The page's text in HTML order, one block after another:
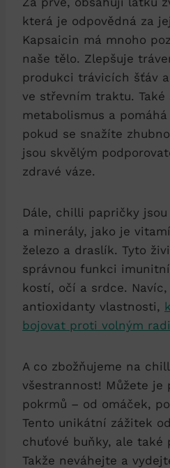
která je odpovědná za
Kapsaicin má mnoho
naše tělo. Zlepšuje
produkci trávicích šťáv
ve střevním traktu. Také
metabolismus a
pokud se snažíte
jsou skvělým
zdravé váze.
Dále, chilli papričky
a minerály, jako je
železo a draslík. Tyto
správnou funkci
kostí, očí a srdce.
antioxidanty vlastnosti,
bojovat proti volným
A co zbožňujeme na
všestrannost! Můžete je
pokrmů – od omáček,
Tento unikátní zážitek
chuťové buňky, ale také
Takže neváhejte a